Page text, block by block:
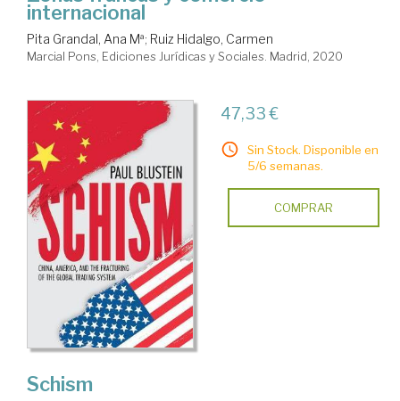
internacional
Pita Grandal, Ana Mª; Ruiz Hidalgo, Carmen
Marcial Pons, Ediciones Jurídicas y Sociales. Madrid, 2020
47,33 €
Sin Stock. Disponible en
5/6 semanas.
COMPRAR
Schism